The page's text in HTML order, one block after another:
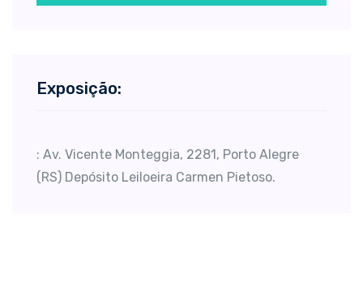
Exposição:
: Av. Vicente Monteggia, 2281, Porto Alegre
(RS) Depósito Leiloeira Carmen Pietoso.